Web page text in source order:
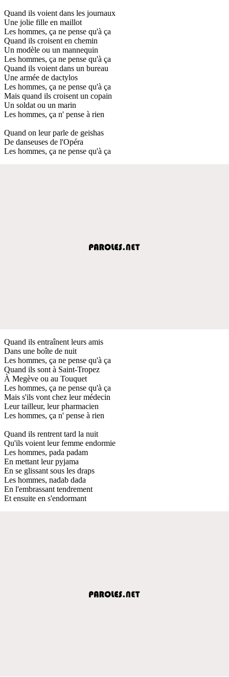
Quand ils voient dans les journaux
Une jolie fille en maillot
Les hommes, ça ne pense qu'à ça
Quand ils croisent en chemin
Un modèle ou un mannequin
Les hommes, ça ne pense qu'à ça
Quand ils voient dans un bureau
Une armée de dactylos
Les hommes, ça ne pense qu'à ça
Mais quand ils croisent un copain
Un soldat ou un marin
Les hommes, ça n' pense à rien
Quand on leur parle de geishas
De danseuses de l'Opéra
Les hommes, ça ne pense qu'à ça
Quand ils entraînent leurs amis
Dans une boîte de nuit
Les hommes, ça ne pense qu'à ça
Quand ils sont à Saint-Tropez
À Megève ou au Touquet
Les hommes, ça ne pense qu'à ça
Mais s'ils vont chez leur médecin
Leur tailleur, leur pharmacien
Les hommes, ça n' pense à rien
Quand ils rentrent tard la nuit
Qu'ils voient leur femme endormie
Les hommes, pada padam
En mettant leur pyjama
En se glissant sous les draps
Les hommes, nadab dada
En l'embrassant tendrement
Et ensuite en s'endormant